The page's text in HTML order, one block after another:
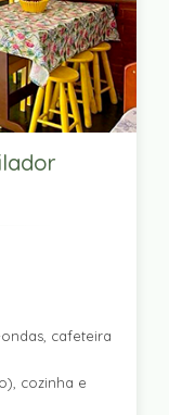
cafeteira
cozinha e